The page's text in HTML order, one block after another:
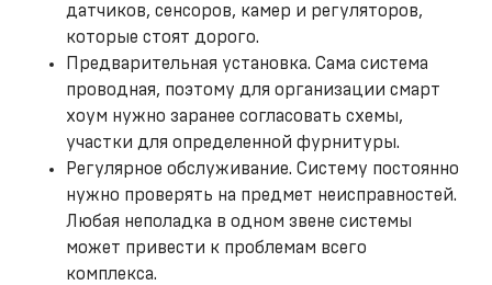
датчиков, сенсоров, камер и регуляторов,
которые стоят дорого.
Предварительная установка. Сама система
проводная, поэтому для организации смарт
хоум нужно заранее согласовать схемы,
участки для определенной фурнитуры.
Регулярное обслуживание. Систему постоянно
нужно проверять на предмет неисправностей.
Любая неполадка в одном звене системы
может привести к проблемам всего
комплекса.